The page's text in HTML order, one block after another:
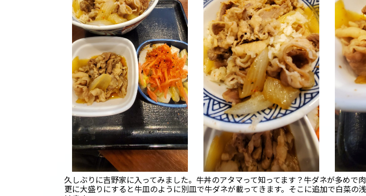
久しぶりに吉野家に入ってみました。牛丼のアタマって知ってます？牛ダネが多めで肉
更に大盛りにすると牛皿のように別皿で牛ダネが載ってきます。そこに追加で白菜